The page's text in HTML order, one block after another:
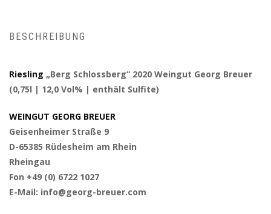
BESCHREIBUNG
Riesling „Berg Schlossberg“ 2020 Weingut Georg Breuer
(0,75l | 12,0 Vol% | enthält Sulfite)
WEINGUT GEORG BREUER
Geisenheimer Straße 9
D-65385 Rüdesheim am Rhein
Rheingau
Fon +49 (0) 6722 1027
E-Mail: info@georg-breuer.com